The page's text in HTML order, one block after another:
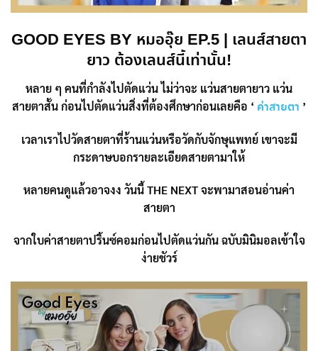
GOOD EYES BY หมออุ๊ย EP.5 | เลนส์สายตา
ยาว ต้องเลนส์นี้เท่านั้น!
หลาย ๆ คนที่กำลังไปตัดแว่น ไม่ว่าจะ แว่นสายตายาว แว่น
สายตาสั้น ก่อนไปตัดแว่นสิ่งที่ต้องศึกษาก่อนเลยคือ ‘ ค่าสายตา ’
เวลาเราไปวัดสายตาที่ร้านแว่นหรือวัดกับจักษุแพทย์ เขาจะมี
กระดาษบอกรายละเอียดสายตามาให้
หลายคนดูแล้วอาจงง วันนี้ THE NEXT จะพามาสอนอ่านค่า
สายตา
จากใบค่าสายตาปริ้นซ์คอมก่อนไปตัดแว่นกัน ฉบับมินิมอลเข้าใจ
ง่ายชัวร์